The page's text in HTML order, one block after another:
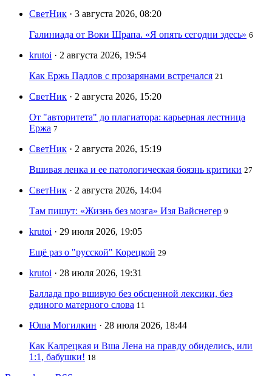
СветНик · 3 августа 2026, 08:20
Галиниада от Воки Шрапа. «Я опять сегодни здесь» 6
krutoi · 2 августа 2026, 19:54
Как Ержь Падлов с прозарянами встречался 21
СветНик · 2 августа 2026, 15:20
От "авторитета" до плагиатора: карьерная лестница
Ержа 7
СветНик · 2 августа 2026, 15:19
Вшивая ленка и ее патологическая боязнь критики 27
СветНик · 2 августа 2026, 14:04
Там пишут: «Жизнь без мозга» Изя Вайснегер 9
krutoi · 29 июля 2026, 19:05
Ещё раз о "русской" Корецкой 29
krutoi · 28 июля 2026, 19:31
Баллада про вшивую без обсценной лексики, без
единого матерного слова 11
Юша Могилкин · 28 июля 2026, 18:44
Как Калрецкая и Вша Лена на правду обиделись, или
1:1, бабушки! 18